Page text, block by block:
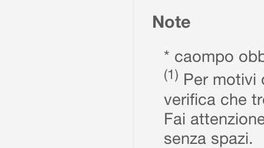
Note
* caompo
(1) Per motivi
verifica che
Fai
senza spazi.